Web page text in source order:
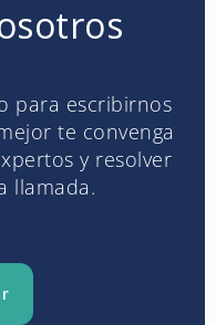
para escribirnos
te convenga
y resolver
llamada.